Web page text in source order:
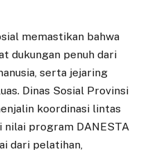
memastikan bahwa
dukungan penuh dari
serta jejaring
Dinas Sosial Provinsi
koordinasi lintas
nilai program DANESTA
dari pelatihan,